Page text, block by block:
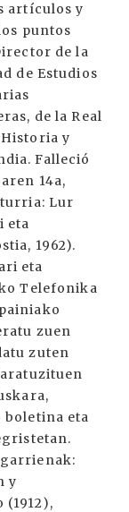
artículos y
puntos
de la
de Estudios
de la Real
Historia y
Falleció
14a,
Lur
eta
1962).
eta
Telefonika
zuen
zuten
eta
y